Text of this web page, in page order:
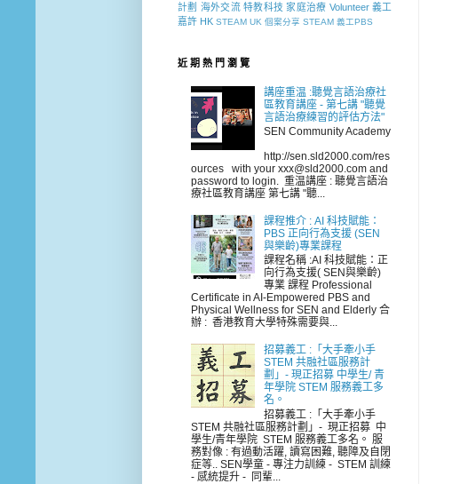
計劃 海外交流 特教科技 家庭治療 Volunteer 義工
嘉許 HK STEAM UK 個案分享 STEAM 義工PBS
近 期 熱 門 瀏 覽
講座重温 :聽覺言語治療社
區教育講座 - 第七講 "聽覺
言語治療練習的評估方法"
SEN Community Academy
http://sen.sld2000.com/res
ources with your xxx@sld2000.com and
password to login. 重温講座 : 聽覺言語治
療社區教育講座 第七講 "聽...
課程推介 : AI 科技賦能：
PBS 正向行為支援 (SEN
與樂齡)專業課程
課程名稱 :AI 科技賦能：正
向行為支援( SEN與樂齡)
專業 課程 Professional
Certificate in AI-Empowered PBS and
Physical Wellness for SEN and Elderly 合
辦 : 香港教育大學特殊需要與...
招募義工 :「大手牽小手
STEM 共融社區服務計
劃」- 現正招募 中學生/ 青
年學院 STEM 服務義工多
名。
招募義工 :「大手牽小手
STEM 共融社區服務計劃」- 現正招募 中
學生/青年學院 STEM 服務義工多名。 服
務對像 : 有過動活躍, 讀寫困難, 聽障及自閉
症等.. SEN學童 - 專注力訓練 - STEM 訓練
- 感統提升 - 同輩...